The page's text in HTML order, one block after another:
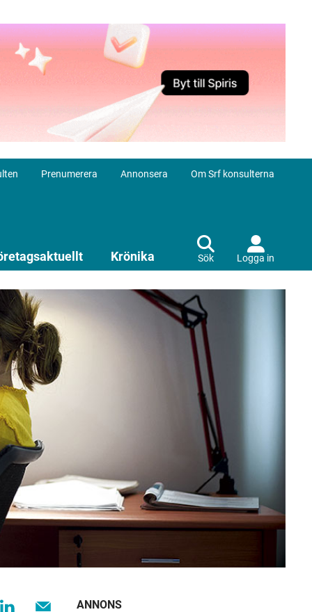
Prenumerera Annonsera Om Srf konsulterna
Krönika Sök Logga in
ANNONS